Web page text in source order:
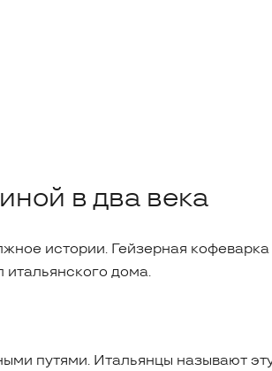
в два века
истории. Гейзерная
дома.
путями. Итальянцы называют